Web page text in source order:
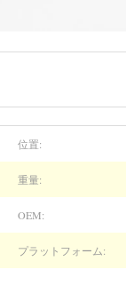
位置:
重量:
OEM:
プラットフォーム: